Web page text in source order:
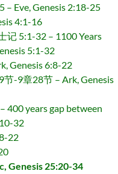
Eve, Genesis 2:18-25
4:1-16
记 5:1-32 – 1100 Years
5:1-32
Genesis 6:8-22
-9章28节 – Ark, Genesis
400 years gap between
32
22
Genesis 25:20-34